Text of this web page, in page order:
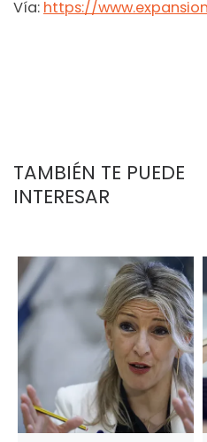
Vía: https://
TAMBIÉN TE PUEDE
INTERESAR